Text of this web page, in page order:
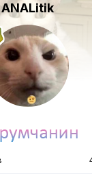
ANALitik